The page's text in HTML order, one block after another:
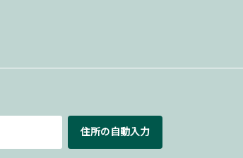
住所の自動入力